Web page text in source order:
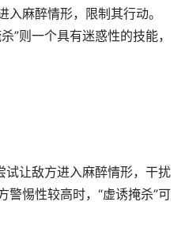
麻醉情形，限制其行动。
”则一个具有迷惑性的技能，
试让敌方进入麻醉情形，干扰
警惕性较高时，“虚诱掩杀”可